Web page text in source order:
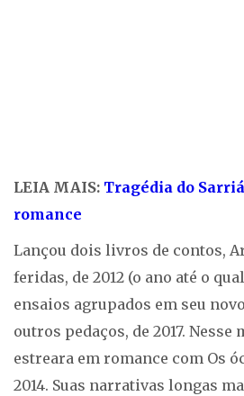
LEIA MAIS: Tragédia do
romance
Lançou dois livros de contos,
feridas, de 2012 (o ano até o
ensaios agrupados em seu
outros pedaços, de 2017. Nesse
estreara em romance com Os
2014. Suas narrativas longas